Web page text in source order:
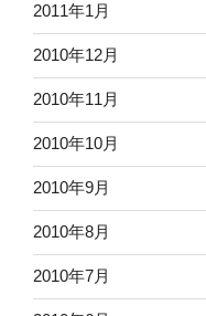
2011年1月
2010年12月
2010年11月
2010年10月
2010年9月
2010年8月
2010年7月